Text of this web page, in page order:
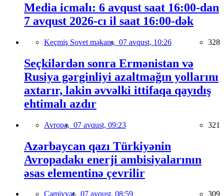
Media icmalı: 6 avqust saat 16:00-dan
7 avqust 2026-cı il saat 16:00-dək
Keçmiş Sovet məkanı, 07 avqust, 10:26 328
Seçkilərdən sonra Ermənistan və
Rusiya gərginliyi azaltmağın yollarını
axtarır, lakin əvvəlki ittifaqa qayıdış
ehtimalı azdır
Avropa, 07 avqust, 09:23 321
Azərbaycan qazı Türkiyənin
Avropadakı enerji ambisiyalarının
əsas elementinə çevrilir
Cəmiyyət, 07 avqust, 08:59 309